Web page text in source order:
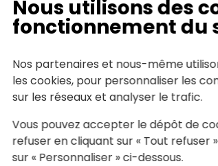
Nous utilisons des
fonctionnement du
Nos partenaires et nous-même
les cookies, pour personnaliser les
sur les réseaux et analyser le trafic.
Vous pouvez accepter le dépôt de
refuser en cliquant sur « Tout refuser
sur « Personnaliser » ci-dessous.